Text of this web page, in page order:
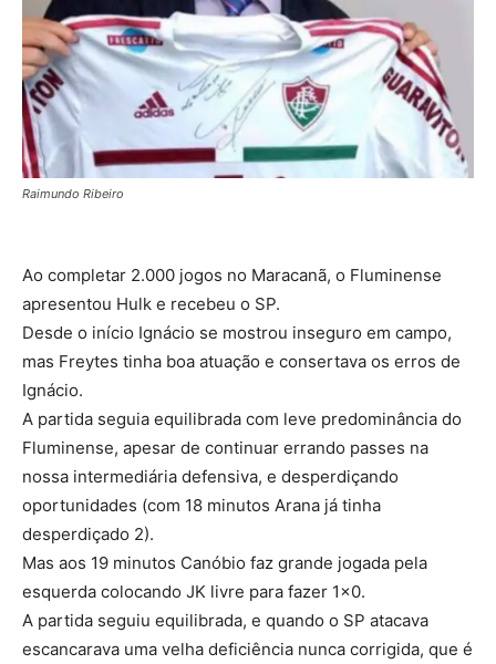
Raimundo Ribeiro
Ao completar 2.000 jogos no Maracanã, o Fluminense
apresentou Hulk e recebeu o SP.
Desde o início Ignácio se mostrou inseguro em campo,
mas Freytes tinha boa atuação e consertava os erros de
Ignácio.
A partida seguia equilibrada com leve predominância do
Fluminense, apesar de continuar errando passes na
nossa intermediária defensiva, e desperdiçando
oportunidades (com 18 minutos Arana já tinha
desperdiçado 2).
Mas aos 19 minutos Canóbio faz grande jogada pela
esquerda colocando JK livre para fazer 1×0.
A partida seguiu equilibrada, e quando o SP atacava
escancarava uma velha deficiência nunca corrigida, que é